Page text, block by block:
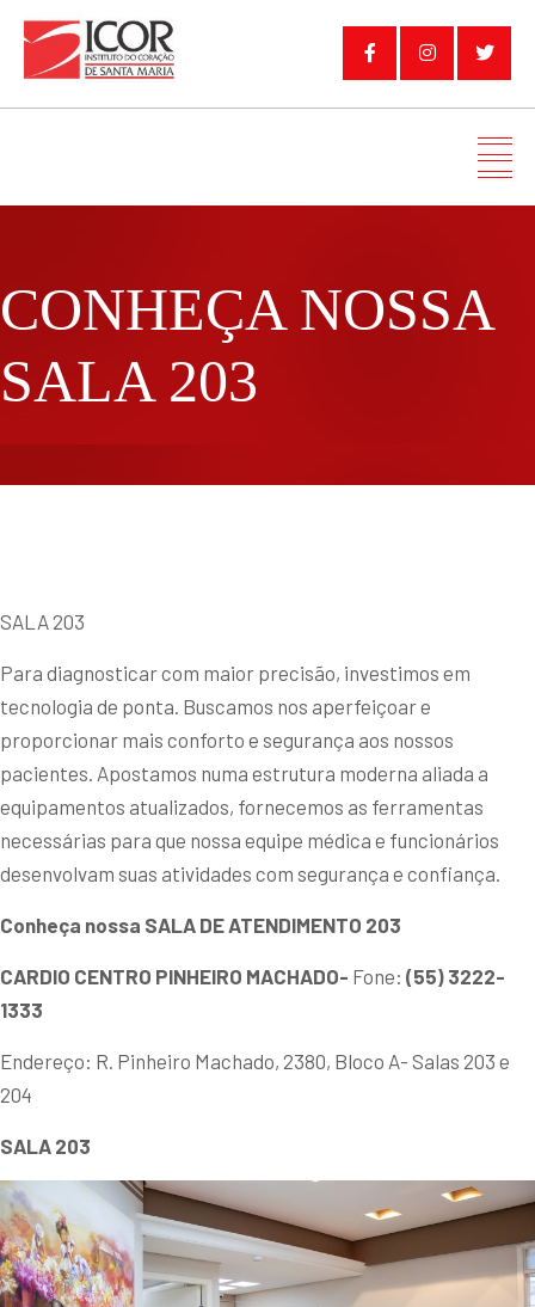
CONHEÇA NOSSA
SALA 203
SALA 203
Para diagnosticar com maior precisão, investimos em
tecnologia de ponta. Buscamos nos aperfeiçoar e
proporcionar mais conforto e segurança aos nossos
pacientes. Apostamos numa estrutura moderna aliada a
equipamentos atualizados, fornecemos as ferramentas
necessárias para que nossa equipe médica e funcionários
desenvolvam suas atividades com segurança e confiança.
Conheça nossa SALA DE ATENDIMENTO 203
CARDIO CENTRO PINHEIRO MACHADO- Fone: (55) 3222-
1333
Endereço: R. Pinheiro Machado, 2380, Bloco A- Salas 203 e
204
SALA 203